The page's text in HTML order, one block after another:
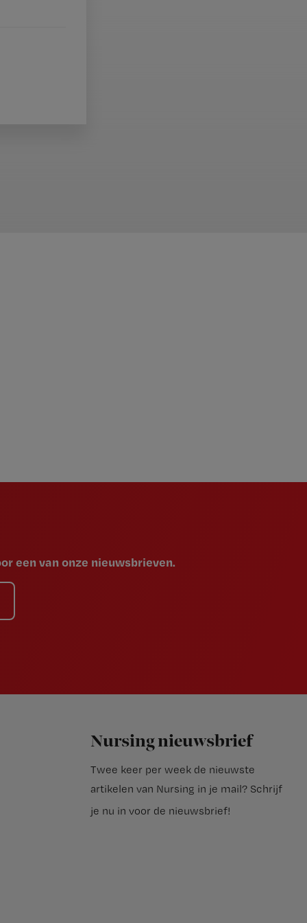
een van onze nieuwsbrieven.
Nursing nieuwsbrief
Twee keer per week de nieuwste
artikelen van Nursing in je mail? Schrijf
je nu in voor de nieuwsbrief!